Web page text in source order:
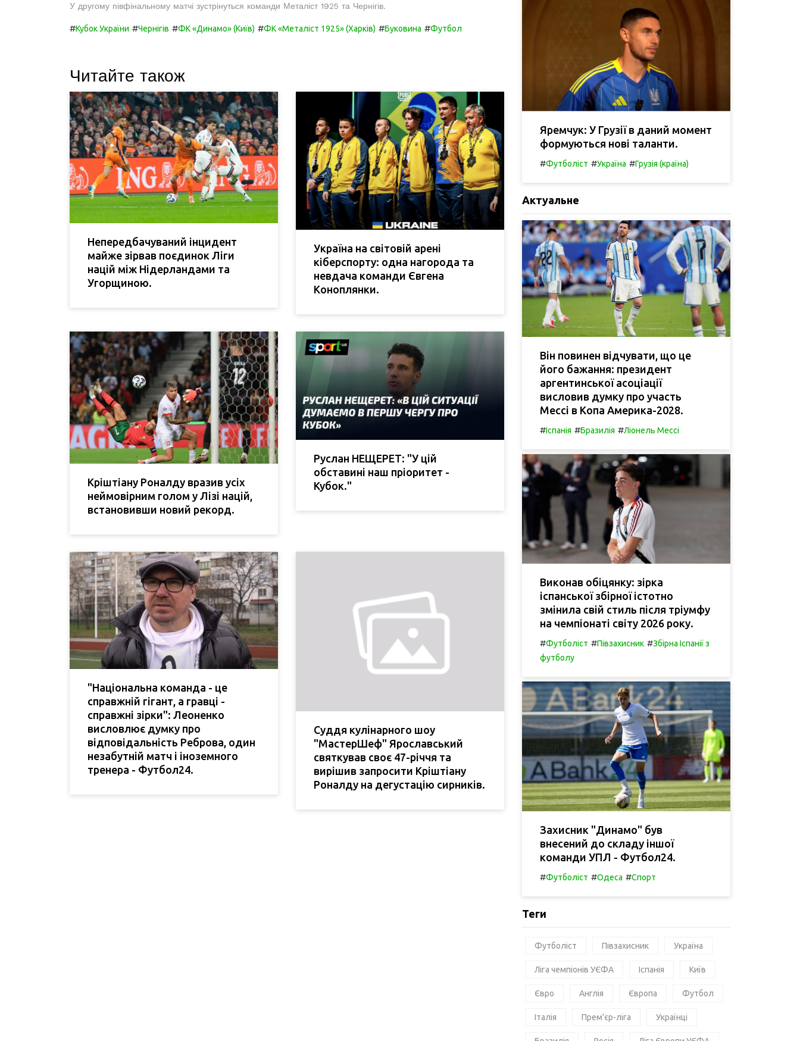
У другому півфінальному матчі зустрінуться команди Металіст 1925 та Чернігів.
#Кубок України #Чернігів #ФК «Динамо» (Київ) #ФК «Металіст 1925» (Харків) #Буковина #Футбол
Читайте також
Непередбачуваний інцидент
майже зірвав поєдинок Ліги
націй між Нідерландами та
Угорщиною.
Україна на світовій арені
кіберспорту: одна нагорода та
невдача команди Євгена
Коноплянки.
Кріштіану Роналду вразив усіх
неймовірним голом у Лізі націй,
встановивши новий рекорд.
Руслан НЕЩЕРЕТ: "У цій
обставині наш пріоритет -
Кубок."
"Національна команда - це
справжній гігант, а гравці -
справжні зірки": Леоненко
висловлює думку про
відповідальність Реброва, один
незабутній матч і іноземного
тренера - Футбол24.
Суддя кулінарного шоу
"МастерШеф" Ярославський
святкував своє 47-річчя та
вирішив запросити Кріштіану
Роналду на дегустацію сирників.
Яремчук: У Грузії в даний момент
формуються нові таланти.
#Футболіст #Україна #Грузія (країна)
Актуальне
Він повинен відчувати, що це
його бажання: президент
аргентинської асоціації
висловив думку про участь
Мессі в Копа Америка-2028.
#Іспанія #Бразилія #Ліонель Мессі
Виконав обіцянку: зірка
іспанської збірної істотно
змінила свій стиль після тріумфу
на чемпіонаті світу 2026 року.
#Футболіст #Півзахисник #Збірна Іспанії з
футболу
Захисник "Динамо" був
внесений до складу іншої
команди УПЛ - Футбол24.
#Футболіст #Одеса #Спорт
Теги
Футболіст Півзахисник Україна
Ліга чемпіонів УЄФА Іспанія Київ
Євро Англія Європа Футбол
Італія Прем'єр-ліга Українці